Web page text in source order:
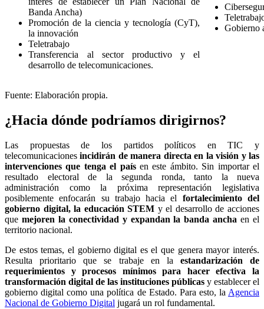
Banda Ancha)
Promoción de la ciencia y tecnología (CyT),
la innovación
Teletrabajo
Transferencia al sector productivo y el
desarrollo de telecomunicaciones.
Gobierno
Fuente: Elaboración propia.
¿Hacia dónde podríamos dirigirnos?
Las propuestas de los partidos políticos en TIC y
telecomunicacionesincidirán de manera directa en la visión y las
intervenciones que tenga el paísen este ámbito. Sin importar el
resultado electoral de la segunda ronda, tanto la nueva
administración como la próxima representación legislativa
posiblemente enfocarán su trabajo hacia el fortalecimiento del
gobierno digital, la educación STEM y el desarrollo de acciones
que mejoren la conectividad y expandan la banda ancha en el
territorio nacional.
De estos temas, el gobierno digital es el que genera mayor interés.
Resulta prioritario que se trabaje en la estandarización de
requerimientos y procesos mínimos para hacer efectiva la
transformación digital de las instituciones públicas y establecer el
gobierno digital como una política de Estado. Para esto, la Agencia
Nacional de Gobierno Digital jugará un rol fundamental.